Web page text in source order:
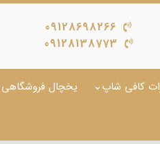
09128698266
09128138773
کافی شاپ یخچال فروشگاهی